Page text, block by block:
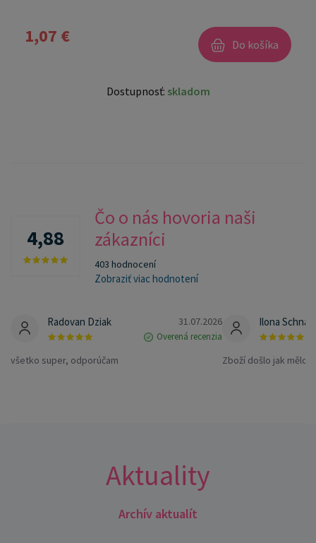
1,07 € Do košíka
Dostupnosť: skladom
4,88
Čo o nás hovoria naši
zákazníci
403 hodnocení
Zobraziť viac hodnotení
Radovan Dziak 31.07.2026
Overená recenzia
všetko super, odporúčam
Ilona
Zboží došlo jak mělo
Aktuality
Archív aktualít